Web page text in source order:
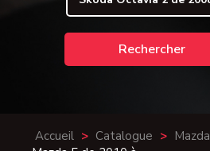
Accueil > Catalogue > Mazda